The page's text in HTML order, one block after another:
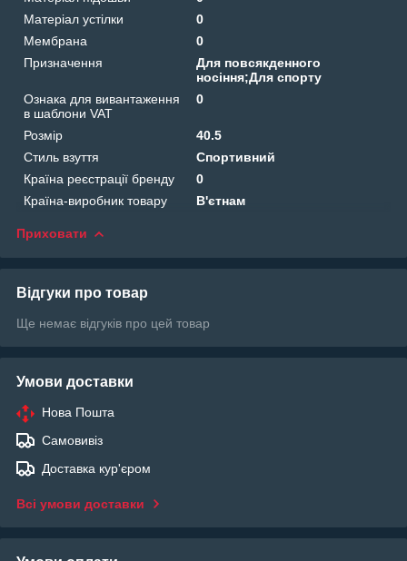
Матеріал устілки
0
Мембрана
0
Призначення
Для повсякденного
носіння;Для спорту
Ознака для вивантаження
в шаблони VAT
0
Розмір
40.5
Стиль взуття
Спортивний
Країна реєстрації бренду
0
Країна-виробник товару
В'єтнам
Приховати
Відгуки про товар
Ще немає відгуків про цей товар
Умови доставки
Нова Пошта
Самовивіз
Доставка кур'єром
Всі умови доставки